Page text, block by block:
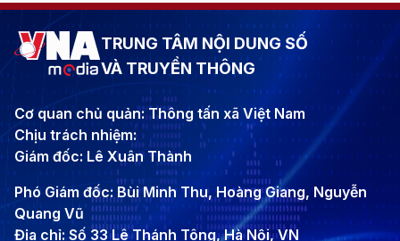
TRUNG TÂM NỘI DUNG SỐ
VÀ TRUYỀN THÔNG
Cơ quan chủ quản: Thông tấn xã Việt Nam
Chịu trách nhiệm:
Giám đốc: Lê Xuân Thành
Phó Giám đốc: Bùi Minh Thu, Hoàng Giang, Nguyễn
Quang Vũ
Địa chỉ: Số 33 Lê Thánh Tông, Hà Nội, VN